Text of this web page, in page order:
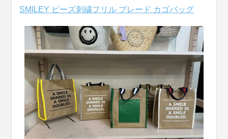
SMILEY ビーズ刺繍フリル ブレード カゴバッグ